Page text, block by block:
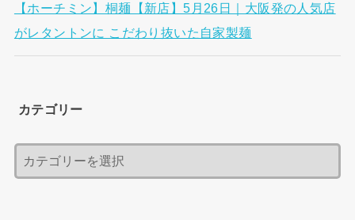
【ホーチミン】桐麺【新店】5月26日｜大阪発の人気店
がレタントンに こだわり抜いた自家製麺
カテゴリー